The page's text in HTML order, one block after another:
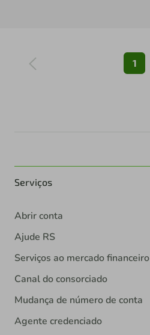
1
Serviços
Abrir conta
Ajude RS
Serviços ao mercado financeiro
Canal do consorciado
Mudança de número de conta
Agente credenciado